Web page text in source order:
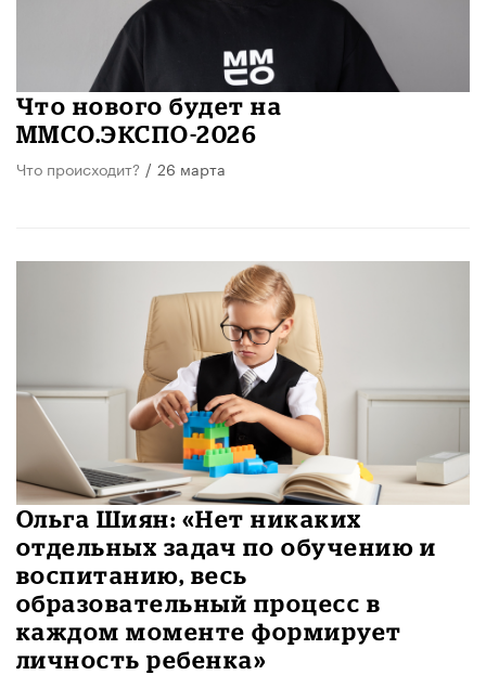
Что нового будет на
ММСО.ЭКСПО-2026
Что происходит? / 26 марта
Ольга Шиян: «Нет никаких
отдельных задач по обучению и
воспитанию, весь
образовательный процесс в
каждом моменте формирует
личность ребенка»